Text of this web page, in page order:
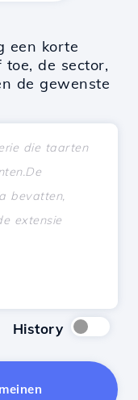
een korte
de sector,
de gewenste
History